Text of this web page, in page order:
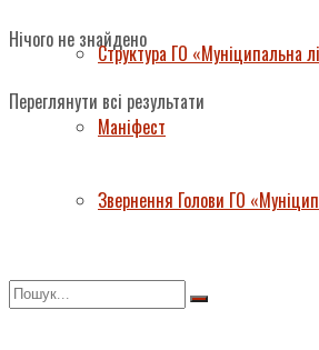
Нічого не знайдено
Переглянути всі результати
Структура ГО «Муніципальна
Маніфест
Звернення Голови ГО